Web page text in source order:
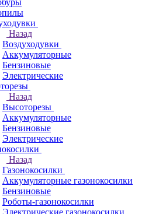
Назад
Воздуходувки
Аккумуляторные
Бензиновые
Электрические
Назад
Высоторезы
Аккумуляторные
Бензиновые
Электрические
Назад
Газонокосилки
Аккумуляторные газонокосилки
Бензиновые
Роботы-газонокосилки
Электрические газонокосилки